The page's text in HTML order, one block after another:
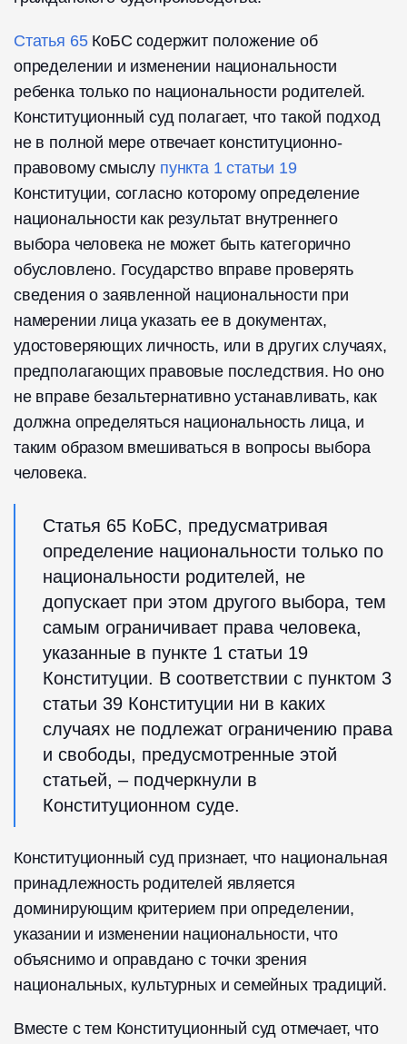
Статья 65КоБС содержит положение об
определении и изменении национальности
ребенка только по национальности родителей.
Конституционный суд полагает, что такой подход
не в полной мере отвечает конституционно-
правовому смыслу пункта 1 статьи 19
Конституции, согласно которому определение
национальности как результат внутреннего
выбора человека не может быть категорично
обусловлено. Государство вправе проверять
сведения о заявленной национальности при
намерении лица указать ее в документах,
удостоверяющих личность, или в других случаях,
предполагающих правовые последствия. Но оно
не вправе безальтернативно устанавливать, как
должна определяться национальность лица, и
таким образом вмешиваться в вопросы выбора
человека.
Статья 65 КоБС, предусматривая
определение национальности только по
национальности родителей, не
допускает при этом другого выбора, тем
самым ограничивает права человека,
указанные в пункте 1 статьи 19
Конституции. В соответствии с пунктом 3
статьи 39 Конституции ни в каких
случаях не подлежат ограничению права
и свободы, предусмотренные этой
статьей, – подчеркнули в
Конституционном суде.
Конституционный суд признает, что национальная
принадлежность родителей является
доминирующим критерием при определении,
указании и изменении национальности, что
объяснимо и оправдано с точки зрения
национальных, культурных и семейных традиций.
Вместе с тем Конституционный суд отмечает, что